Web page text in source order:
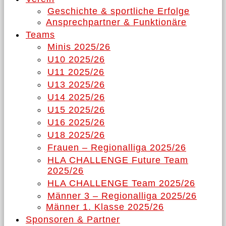
Geschichte & sportliche Erfolge
Ansprechpartner & Funktionäre
Teams
Minis 2025/26
U10 2025/26
U11 2025/26
U13 2025/26
U14 2025/26
U15 2025/26
U16 2025/26
U18 2025/26
Frauen – Regionalliga 2025/26
HLA CHALLENGE Future Team
2025/26
HLA CHALLENGE Team 2025/26
Männer 3 – Regionalliga 2025/26
Männer 1. Klasse 2025/26
Sponsoren & Partner